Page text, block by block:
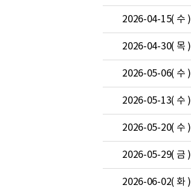
2026-04-15( 수 )
2026-04-30( 목 )
2026-05-06( 수 )
2026-05-13( 수 )
2026-05-20( 수 )
2026-05-29( 금 )
2026-06-02( 화 )